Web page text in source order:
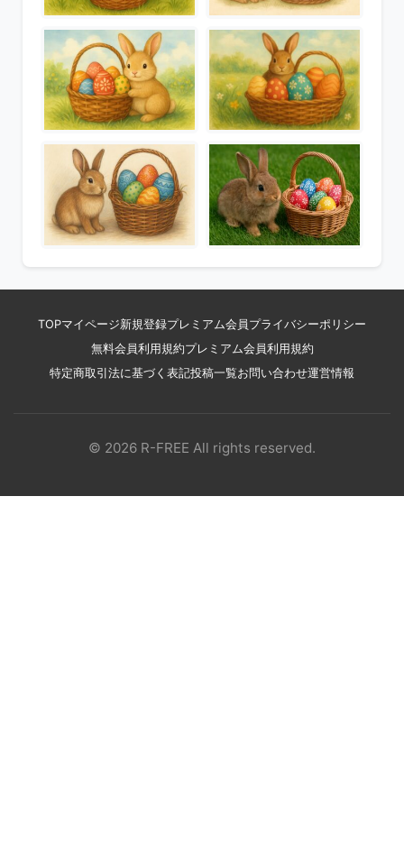
TOPマイページ新規登録プレミアム会員 プライバシーポリシー
無料会員利用規約プレミアム会員利用規約
特定商取引法に基づく表記投稿一覧お問い合わせ運営情報
© 2026 R-FREE All rights reserved.